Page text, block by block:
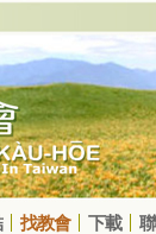
找教會 下載